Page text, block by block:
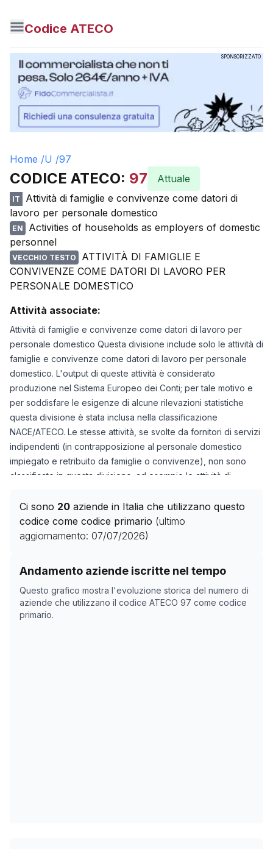
Codice ATECO
SPONSORIZZATO
Home /U /97
CODICE ATECO: 97 Attuale
IT
Attività di famiglie e convivenze come datori di
lavoro per personale domestico
EN
Activities of households as employers of domestic
personnel
VECCHIO TESTO
ATTIVITÀ DI FAMIGLIE E
CONVIVENZE COME DATORI DI LAVORO PER
PERSONALE DOMESTICO
Attività associate:
Attività di famiglie e convivenze come datori di lavoro per
personale domestico Questa divisione include solo le attività di
famiglie e convivenze come datori di lavoro per personale
domestico. L'output di queste attività è considerato
produzione nel Sistema Europeo dei Conti; per tale motivo e
per soddisfare le esigenze di alcune rilevazioni statistiche
questa divisione è stata inclusa nella classificazione
NACE/ATECO. Le stesse attività, se svolte da fornitori di servizi
indipendenti (in contrapposizione al personale domestico
impiegato e retribuito da famiglie o convivenze), non sono
classificate in questa divisione; ad esempio le attività di
lavaggio e pulitura di prodotti tessili nella classe96.10, le
attività di parcheggiatori indipendenti nella classe
Questa divisione include anche attività di condomini come
Ci sono 20 aziende in Italia che utilizzano questo
codice come codice primario (ultimo
aggiornamento: 07/07/2026)
Andamento aziende iscritte nel tempo
Questo grafico mostra l'evoluzione storica del numero di
aziende che utilizzano il codice ATECO 97 come codice
primario.
Storico numero di aziende con codice ATECO
Data rilevazione
Numero
13/04/2025
16
11/11/2025